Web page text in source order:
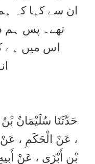
ان سے کہا کہ
تھے۔ پس ہم
اس میں ہے
حَدَّثَنَا سُلَيْمَانُ
، عَنْ الْحَكَمِ ،
بْنِ أَبْزَى ، عَنْ